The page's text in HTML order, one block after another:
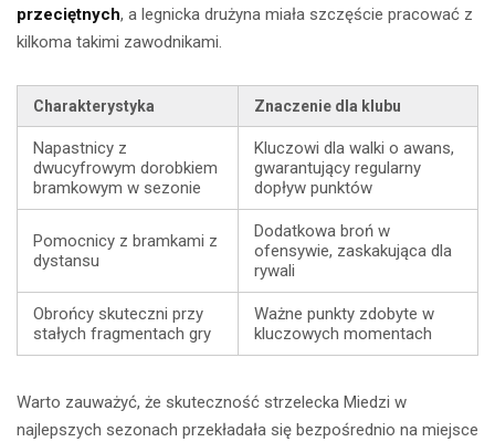
przeciętnych, a legnicka drużyna miała szczęście pracować z
kilkoma takimi zawodnikami.
Charakterystyka Znaczenie dla klubu
Napastnicy z
dwucyfrowym dorobkiem
bramkowym w sezonie
Kluczowi dla walki o awans,
gwarantujący regularny
dopływ punktów
Pomocnicy z bramkami z
dystansu
Dodatkowa broń w
ofensywie, zaskakująca dla
rywali
Obrońcy skuteczni przy
stałych fragmentach gry
Ważne punkty zdobyte w
kluczowych momentach
Warto zauważyć, że skuteczność strzelecka Miedzi w
najlepszych sezonach przekładała się bezpośrednio na miejsce